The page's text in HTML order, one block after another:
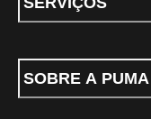
SOBRE A PUMA